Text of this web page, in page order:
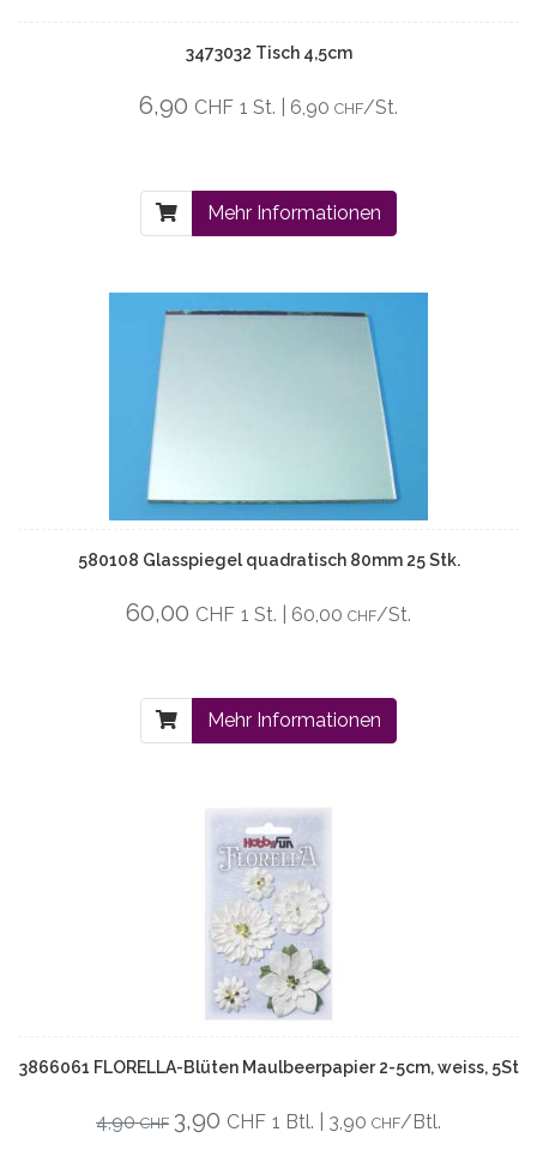
3473032 Tisch 4,5cm
6,90 CHF 1 St. | 6,90 CHF/St.
Mehr Informationen
580108 Glasspiegel quadratisch 80mm 25 Stk.
60,00 CHF 1 St. | 60,00 CHF/St.
Mehr Informationen
3866061 FLORELLA-Blüten Maulbeerpapier 2-5cm, weiss, 5St
4,90CHF 3,90 CHF 1 Btl. | 3,90 CHF/Btl.